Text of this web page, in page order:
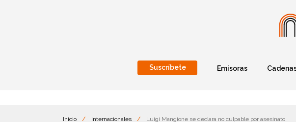
Suscríbete Emisoras
Inicio / Internacionales / Luigi Mangione se declara no culpable por asesinato